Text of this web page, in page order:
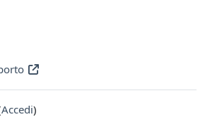
Accedi)